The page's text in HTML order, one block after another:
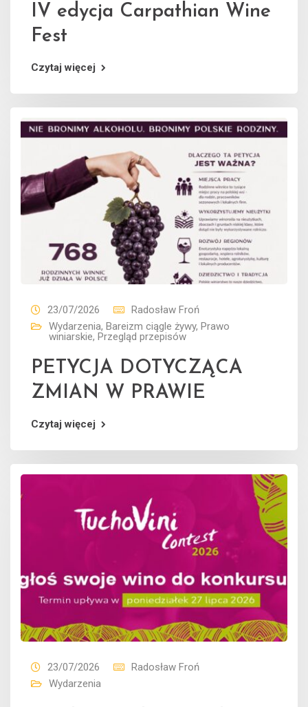
IV edycja Carpathian Wine
Fest
Czytaj więcej
23/07/2026
Radosław Froń
Wydarzenia, Bareizm ciągle żywy, Prawo
winiarskie, Przegląd przepisów
PETYCJA DOTYCZĄCA
ZMIAN W PRAWIE
Czytaj więcej
23/07/2026
Radosław Froń
Wydarzenia